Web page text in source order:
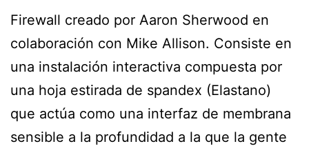
Firewall creado por Aaron Sherwood en
colaboración con Mike Allison. Consiste en
una instalación interactiva compuesta por
una hoja estirada de spandex (Elastano)
que actúa como una interfaz de membrana
sensible a la profundidad a la que la gente